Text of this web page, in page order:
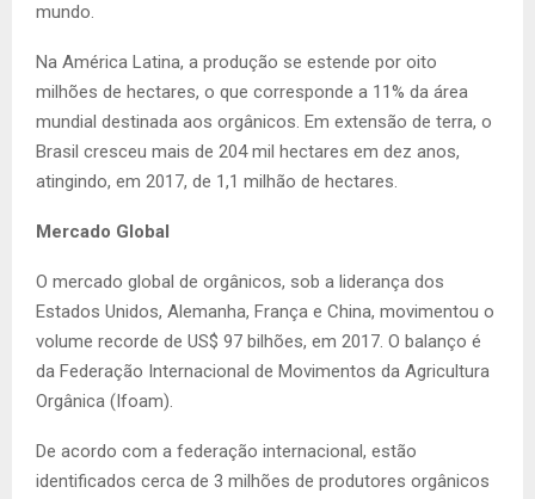
mundo.
Na América Latina, a produção se estende por oito
milhões de hectares, o que corresponde a 11% da área
mundial destinada aos orgânicos. Em extensão de terra, o
Brasil cresceu mais de 204 mil hectares em dez anos,
atingindo, em 2017, de 1,1 milhão de hectares.
Mercado Global
O mercado global de orgânicos, sob a liderança dos
Estados Unidos, Alemanha, França e China, movimentou o
volume recorde de US$ 97 bilhões, em 2017. O balanço é
da Federação Internacional de Movimentos da Agricultura
Orgânica (Ifoam).
De acordo com a federação internacional, estão
identificados cerca de 3 milhões de produtores orgânicos